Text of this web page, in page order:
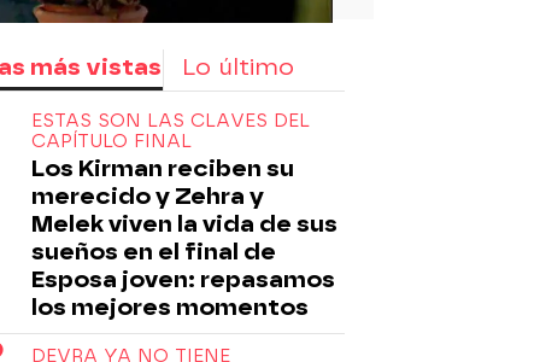
más vistas Lo último
ESTAS SON LAS CLAVES DEL
CAPÍTULO FINAL
Los Kirman reciben su
merecido y Zehra y
Melek viven la vida de sus
sueños en el final de
Esposa joven: repasamos
los mejores momentos
DEVRA YA NO TIENE